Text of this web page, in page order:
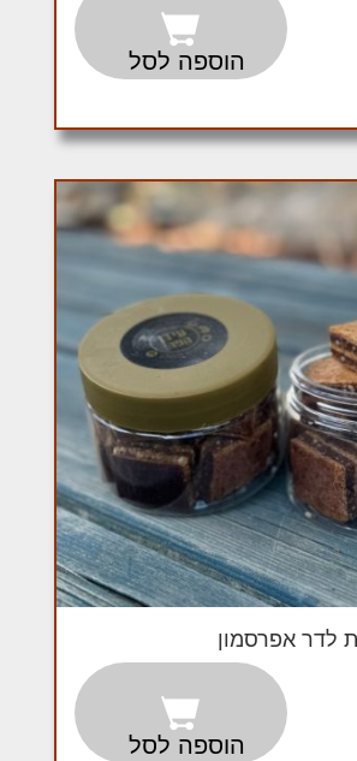
הוספה לסל
לדר אפרסמון
הוספה לסל